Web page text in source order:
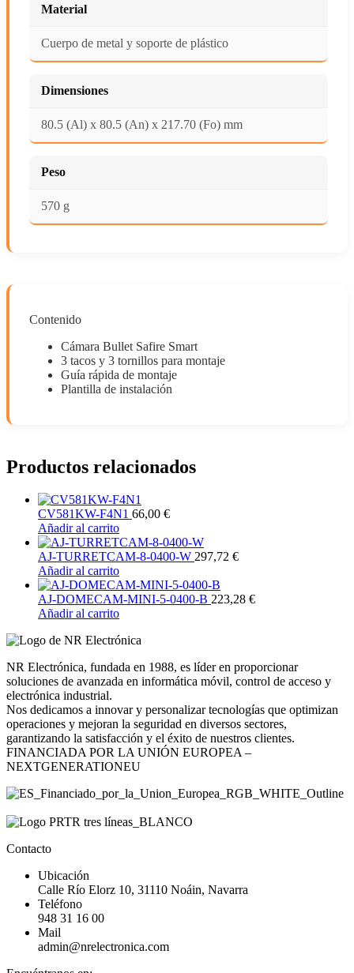
Material
Cuerpo de metal y soporte de plástico
Dimensiones
80.5 (Al) x 80.5 (An) x 217.70 (Fo) mm
Peso
570 g
Contenido
Cámara Bullet Safire Smart
3 tacos y 3 tornillos para montaje
Guía rápida de montaje
Plantilla de instalación
Productos relacionados
CV581KW-F4N1 66,00 €
Añadir al carrito
AJ-TURRETCAM-8-0400-W 297,72 €
Añadir al carrito
AJ-DOMECAM-MINI-5-0400-B 223,28 €
Añadir al carrito
NR Electrónica, fundada en 1988, es líder en proporcionar
soluciones de avanzada en informática móvil, control de acceso y
electrónica industrial.
Nos dedicamos a innovar y personalizar tecnologías que optimizan
operaciones y mejoran la seguridad en diversos sectores,
garantizando la satisfacción y el éxito de nuestros clientes.
FINANCIADA POR LA UNIÓN EUROPEA –
NEXTGENERATIONEU
Contacto
Ubicación
Calle Río Elorz 10, 31110 Noáin, Navarra
Teléfono
948 31 16 00
Mail
admin@nrelectronica.com